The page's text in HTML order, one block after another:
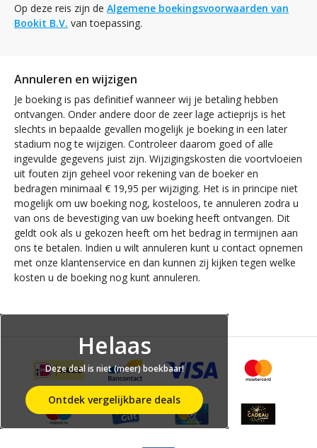
Op deze reis zijn de Algemene boekingsvoorwaarden van
Bookit B.V. van toepassing.
Annuleren en wijzigen
Je boeking is pas definitief wanneer wij je betaling hebben
ontvangen. Onder andere door de zeer lage actieprijs is het
slechts in bepaalde gevallen mogelijk je boeking in een later
stadium nog te wijzigen. Controleer daarom goed of alle
ingevulde gegevens juist zijn. Wijzigingskosten die voortvloeien
uit fouten zijn geheel voor rekening van de boeker en
bedragen minimaal € 19,95 per wijziging. Het is in principe niet
mogelijk om uw boeking nog, kosteloos, te annuleren zodra u
van ons de bevestiging van uw boeking heeft ontvangen. Dit
geldt ook als u gekozen heeft om het bedrag in termijnen aan
ons te betalen. Indien u wilt annuleren kunt u contact opnemen
met onze klantenservice en dan kunnen zij kijken tegen welke
kosten u de boeking nog kunt annuleren.
Helaas
Deze deal is niet (meer) boekbaar!
Ontdek vergelijkbare deals